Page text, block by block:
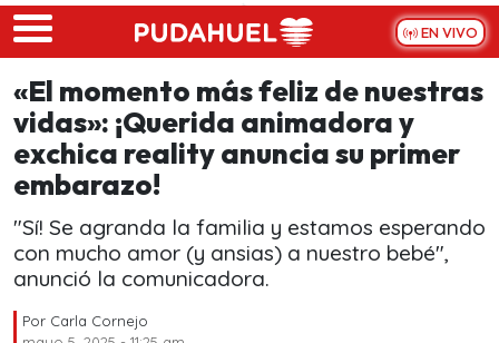
Skip to main content
EN VIVO
«El momento más feliz de nuestras
vidas»: ¡Querida animadora y
exchica reality anuncia su primer
embarazo!
"Sí! Se agranda la familia y estamos esperando
con mucho amor (y ansias) a nuestro bebé",
anunció la comunicadora.
Por Carla Cornejo